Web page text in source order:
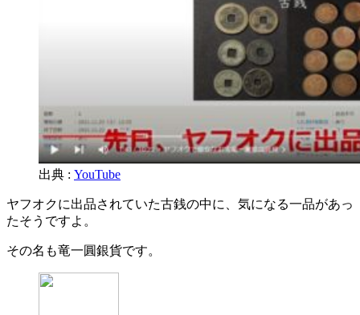
出典 : YouTube
ヤフオクに出品されていた古銭の中に、気になる一品があっ
たそうですよ。
その名も竜一圓銀貨です。